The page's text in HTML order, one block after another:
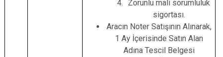
Zorunlu mali sorumluluk
sigortası.
Aracın Noter Satışının Alınarak,
1 Ay İçerisinde Satın Alan
Adına Tescil Belgesi